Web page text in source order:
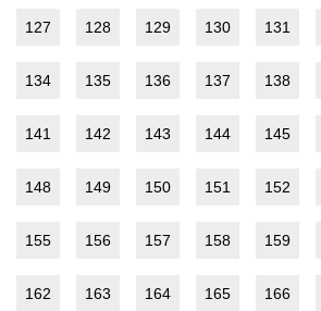
127 128 129 130 131
134 135 136 137 138
141 142 143 144 145
148 149 150 151 152
155 156 157 158 159
162 163 164 165 166